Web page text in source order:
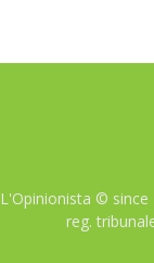
L'Opinionista © since
reg.